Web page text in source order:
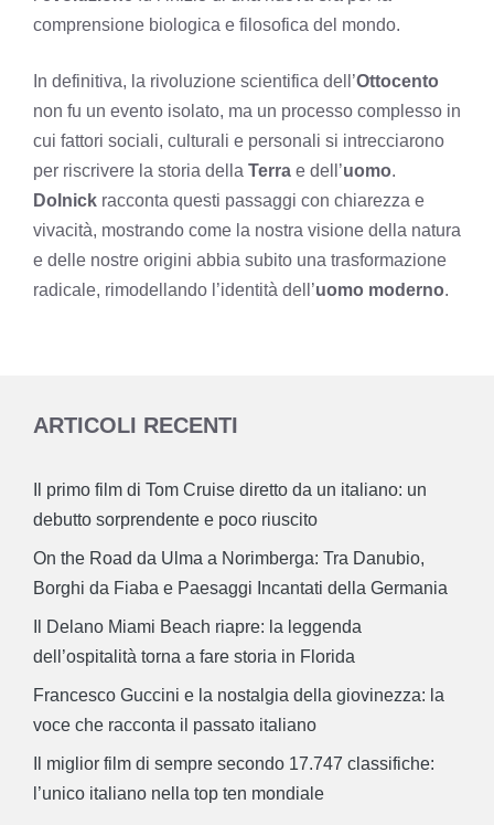
comprensione biologica e filosofica del mondo.
In definitiva, la rivoluzione scientifica dell’Ottocento
non fu un evento isolato, ma un processo complesso in
cui fattori sociali, culturali e personali si intrecciarono
per riscrivere la storia della Terra e dell’uomo.
Dolnick racconta questi passaggi con chiarezza e
vivacità, mostrando come la nostra visione della natura
e delle nostre origini abbia subito una trasformazione
radicale, rimodellando l’identità dell’uomo moderno.
ARTICOLI RECENTI
Il primo film di Tom Cruise diretto da un italiano: un
debutto sorprendente e poco riuscito
On the Road da Ulma a Norimberga: Tra Danubio,
Borghi da Fiaba e Paesaggi Incantati della Germania
Il Delano Miami Beach riapre: la leggenda
dell’ospitalità torna a fare storia in Florida
Francesco Guccini e la nostalgia della giovinezza: la
voce che racconta il passato italiano
Il miglior film di sempre secondo 17.747 classifiche:
l’unico italiano nella top ten mondiale